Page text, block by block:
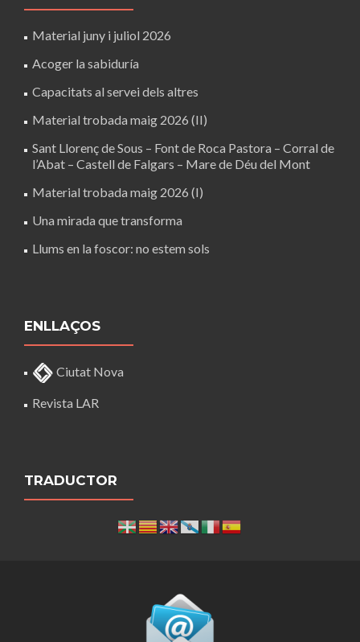
Material juny i juliol 2026
Acoger la sabiduría
Capacitats al servei dels altres
Material trobada maig 2026 (II)
Sant Llorenç de Sous – Font de Roca Pastora – Corral de
l’Abat – Castell de Falgars – Mare de Déu del Mont
Material trobada maig 2026 (I)
Una mirada que transforma
Llums en la foscor: no estem sols
ENLLAÇOS
Ciutat Nova
Revista LAR
TRADUCTOR